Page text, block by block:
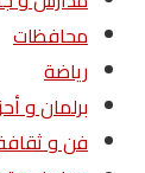
محافظات
رياضة
برلمان و
فن و